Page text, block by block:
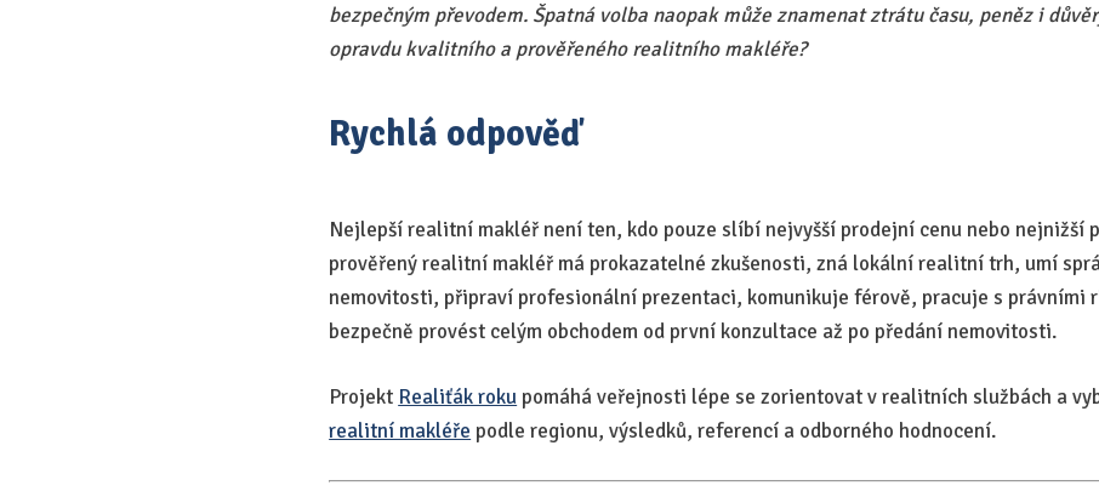
bezpečným převodem. Špatná volba naopak může znamenat ztrátu času, peněz i
opravdu kvalitního a prověřeného realitního makléře?
Rychlá odpověď
Nejlepší realitní makléř není ten, kdo pouze slíbí nejvyšší prodejní cenu nebo nejnižší
prověřený realitní makléř má prokazatelné zkušenosti, zná lokální realitní trh, umí
nemovitosti, připraví profesionální prezentaci, komunikuje férově, pracuje s právními
bezpečně provést celým obchodem od první konzultace až po předání nemovitosti.
Projekt Realiťák roku pomáhá veřejnosti lépe se zorientovat v realitních službách a
realitní makléře podle regionu, výsledků, referencí a odborného hodnocení.